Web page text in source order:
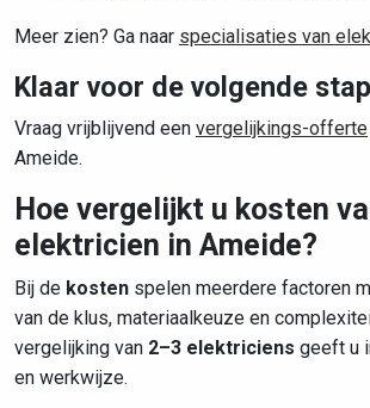
Meer zien? Ga naar specialisaties van
Klaar voor de volgende
Vraag vrijblijvend een vergelijkings-offerte
Ameide.
Hoe vergelijkt u kosten
elektricien in Ameide?
Bij de kosten spelen meerdere factoren
van de klus, materiaalkeuze en
vergelijking van 2–3 elektriciens geeft u
en werkwijze.